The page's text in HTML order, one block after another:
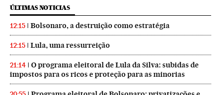
ÚLTIMAS NOTICIAS
12:15 Bolsonaro, a destruição como estratégia
12:15 Lula, uma ressurreição
21:14
O programa eleitoral de Lula da Silva: subidas de
impostos para os ricos e proteção para as minorias